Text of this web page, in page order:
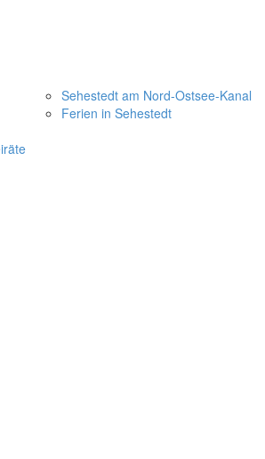
Sehestedt am Nord-Ostsee-Kanal
Ferien in Sehestedt